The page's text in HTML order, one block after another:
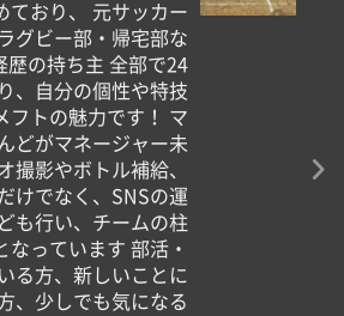
ており、 元サッカー
グビー部・帰宅部な
歴の持ち主 全部で24
、自分の個性や特技
フトの魅力です！ マ
どがマネージャー未
撮影やボトル補給、
けでなく、SNSの運
も行い、チームの柱
なっています 部活・
る方、新しいことに
、少しでも気になる